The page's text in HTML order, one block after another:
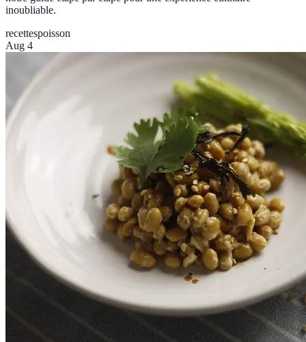
inoubliable.
recettespoisson
Aug 4